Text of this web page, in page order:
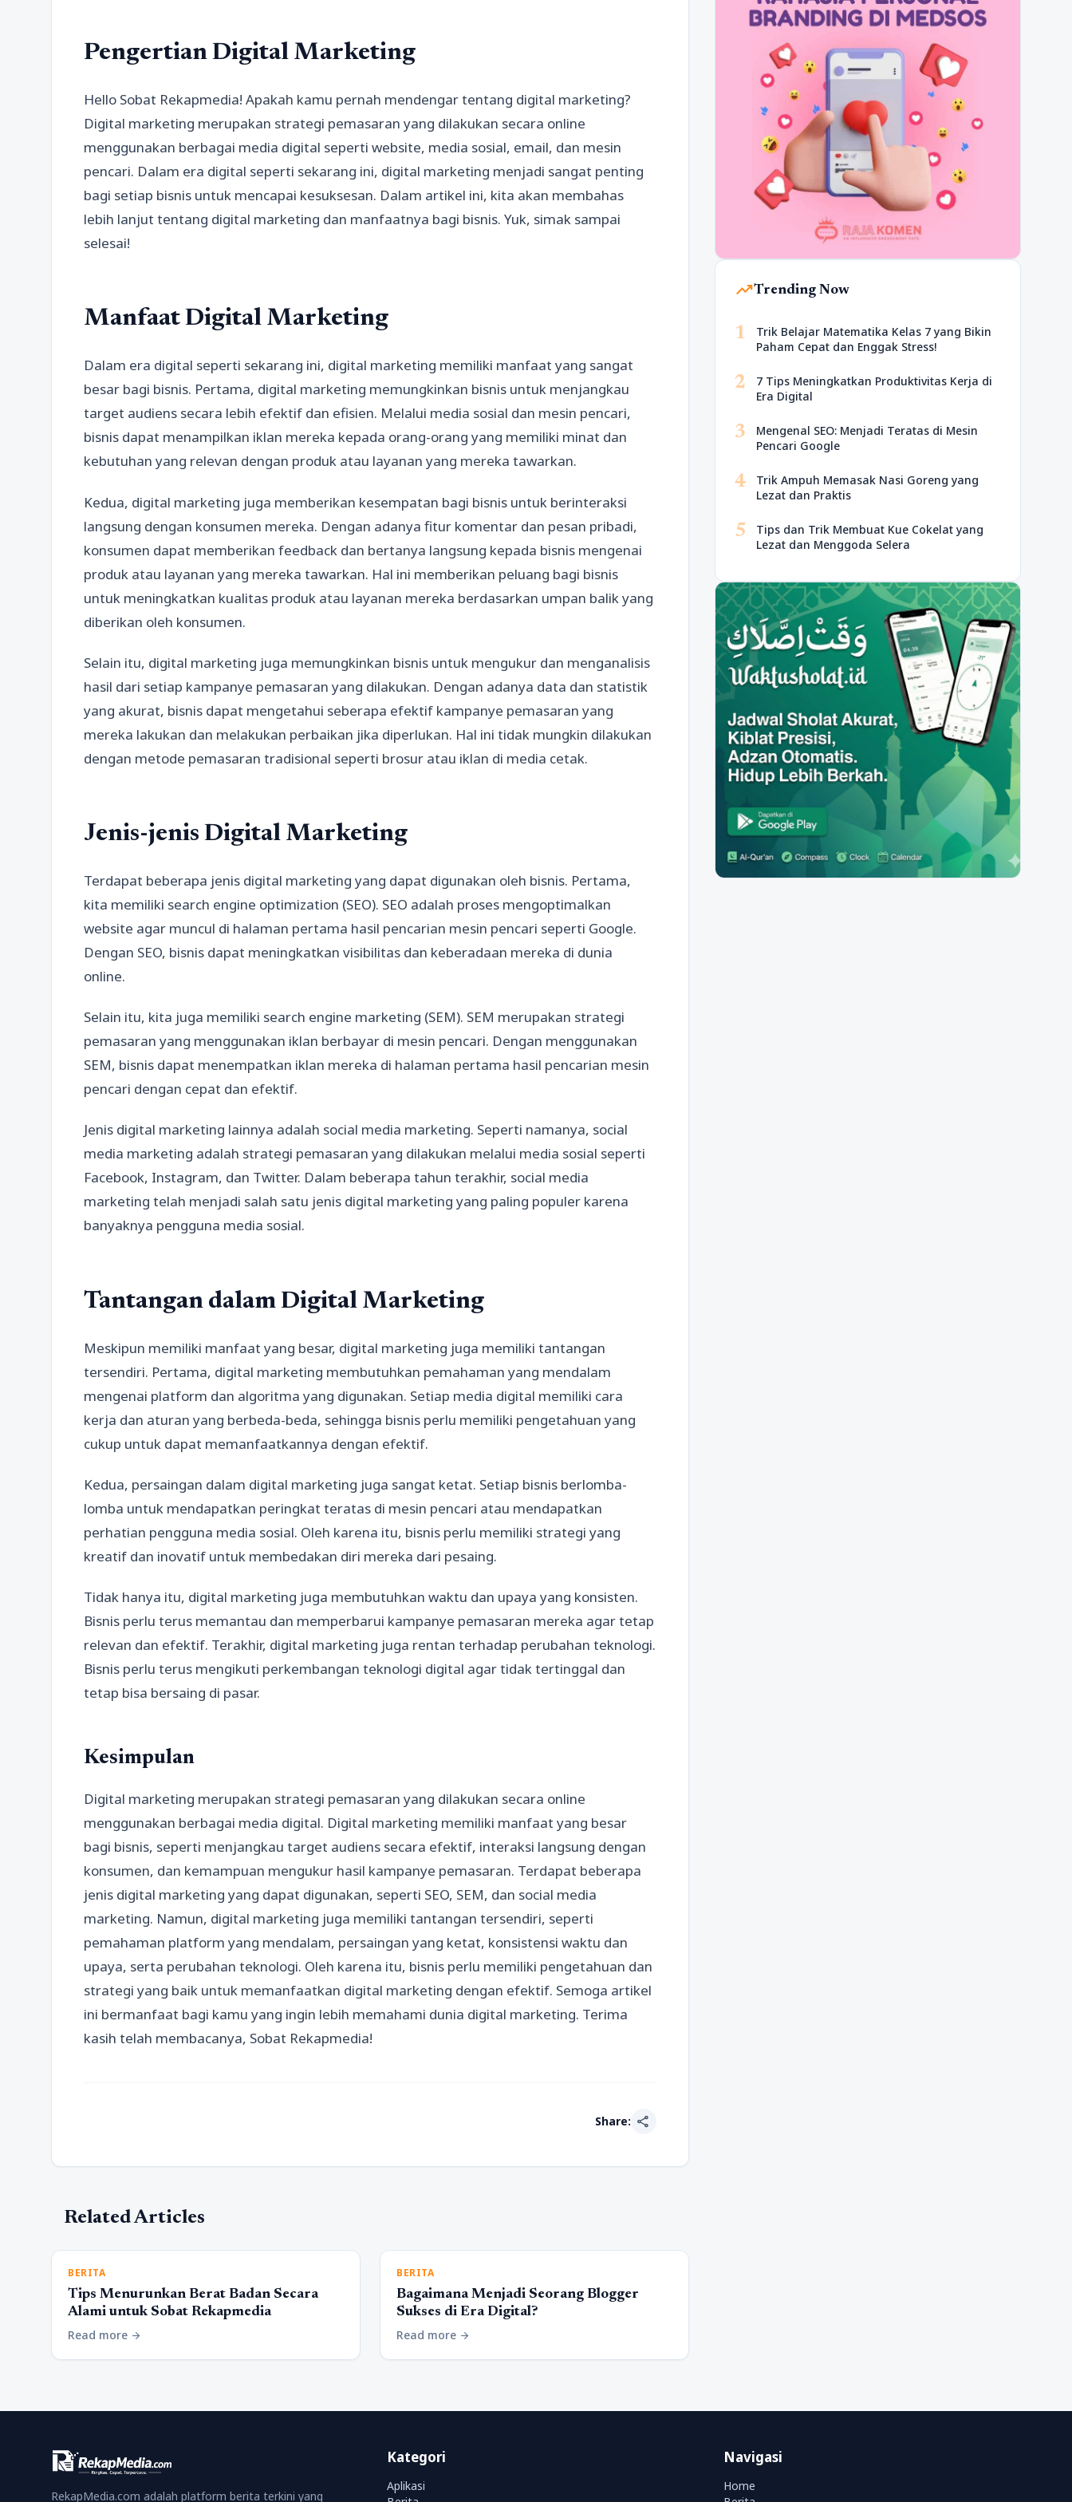
Pengertian Digital Marketing
Hello Sobat Rekapmedia! Apakah kamu pernah mendengar tentang digital marketing?
Digital marketing merupakan strategi pemasaran yang dilakukan secara online
menggunakan berbagai media digital seperti website, media sosial, email, dan mesin
pencari. Dalam era digital seperti sekarang ini, digital marketing menjadi sangat penting
bagi setiap bisnis untuk mencapai kesuksesan. Dalam artikel ini, kita akan membahas
lebih lanjut tentang digital marketing dan manfaatnya bagi bisnis. Yuk, simak sampai
selesai!
Manfaat Digital Marketing
Dalam era digital seperti sekarang ini, digital marketing memiliki manfaat yang sangat
besar bagi bisnis. Pertama, digital marketing memungkinkan bisnis untuk menjangkau
target audiens secara lebih efektif dan efisien. Melalui media sosial dan mesin pencari,
bisnis dapat menampilkan iklan mereka kepada orang-orang yang memiliki minat dan
kebutuhan yang relevan dengan produk atau layanan yang mereka tawarkan.
Kedua, digital marketing juga memberikan kesempatan bagi bisnis untuk berinteraksi
langsung dengan konsumen mereka. Dengan adanya fitur komentar dan pesan pribadi,
konsumen dapat memberikan feedback dan bertanya langsung kepada bisnis mengenai
produk atau layanan yang mereka tawarkan. Hal ini memberikan peluang bagi bisnis
untuk meningkatkan kualitas produk atau layanan mereka berdasarkan umpan balik yang
diberikan oleh konsumen.
Selain itu, digital marketing juga memungkinkan bisnis untuk mengukur dan menganalisis
hasil dari setiap kampanye pemasaran yang dilakukan. Dengan adanya data dan statistik
yang akurat, bisnis dapat mengetahui seberapa efektif kampanye pemasaran yang
mereka lakukan dan melakukan perbaikan jika diperlukan. Hal ini tidak mungkin dilakukan
dengan metode pemasaran tradisional seperti brosur atau iklan di media cetak.
Jenis-jenis Digital Marketing
Terdapat beberapa jenis digital marketing yang dapat digunakan oleh bisnis. Pertama,
kita memiliki search engine optimization (SEO). SEO adalah proses mengoptimalkan
website agar muncul di halaman pertama hasil pencarian mesin pencari seperti Google.
Dengan SEO, bisnis dapat meningkatkan visibilitas dan keberadaan mereka di dunia
online.
Selain itu, kita juga memiliki search engine marketing (SEM). SEM merupakan strategi
pemasaran yang menggunakan iklan berbayar di mesin pencari. Dengan menggunakan
SEM, bisnis dapat menempatkan iklan mereka di halaman pertama hasil pencarian mesin
pencari dengan cepat dan efektif.
Jenis digital marketing lainnya adalah social media marketing. Seperti namanya, social
media marketing adalah strategi pemasaran yang dilakukan melalui media sosial seperti
Facebook, Instagram, dan Twitter. Dalam beberapa tahun terakhir, social media
marketing telah menjadi salah satu jenis digital marketing yang paling populer karena
banyaknya pengguna media sosial.
Tantangan dalam Digital Marketing
Meskipun memiliki manfaat yang besar, digital marketing juga memiliki tantangan
tersendiri. Pertama, digital marketing membutuhkan pemahaman yang mendalam
mengenai platform dan algoritma yang digunakan. Setiap media digital memiliki cara
kerja dan aturan yang berbeda-beda, sehingga bisnis perlu memiliki pengetahuan yang
cukup untuk dapat memanfaatkannya dengan efektif.
Kedua, persaingan dalam digital marketing juga sangat ketat. Setiap bisnis berlomba-
lomba untuk mendapatkan peringkat teratas di mesin pencari atau mendapatkan
perhatian pengguna media sosial. Oleh karena itu, bisnis perlu memiliki strategi yang
kreatif dan inovatif untuk membedakan diri mereka dari pesaing.
Tidak hanya itu, digital marketing juga membutuhkan waktu dan upaya yang konsisten.
Bisnis perlu terus memantau dan memperbarui kampanye pemasaran mereka agar tetap
relevan dan efektif. Terakhir, digital marketing juga rentan terhadap perubahan teknologi.
Bisnis perlu terus mengikuti perkembangan teknologi digital agar tidak tertinggal dan
tetap bisa bersaing di pasar.
Kesimpulan
Digital marketing merupakan strategi pemasaran yang dilakukan secara online
menggunakan berbagai media digital. Digital marketing memiliki manfaat yang besar
bagi bisnis, seperti menjangkau target audiens secara efektif, interaksi langsung dengan
konsumen, dan kemampuan mengukur hasil kampanye pemasaran. Terdapat beberapa
jenis digital marketing yang dapat digunakan, seperti SEO, SEM, dan social media
marketing. Namun, digital marketing juga memiliki tantangan tersendiri, seperti
pemahaman platform yang mendalam, persaingan yang ketat, konsistensi waktu dan
upaya, serta perubahan teknologi. Oleh karena itu, bisnis perlu memiliki pengetahuan dan
strategi yang baik untuk memanfaatkan digital marketing dengan efektif. Semoga artikel
ini bermanfaat bagi kamu yang ingin lebih memahami dunia digital marketing. Terima
kasih telah membacanya, Sobat Rekapmedia!
Share: share
Related Articles
BERITA
Tips Menurunkan Berat Badan Secara
Alami untuk Sobat Rekapmedia
Read more arrow_forward
BERITA
Bagaimana Menjadi Seorang Blogger
Sukses di Era Digital?
Read more arrow_forward
trending_upTrending Now
1
Trik Belajar Matematika Kelas 7 yang Bikin
Paham Cepat dan Enggak Stress!
2
7 Tips Meningkatkan Produktivitas Kerja di
Era Digital
3
Mengenal SEO: Menjadi Teratas di Mesin
Pencari Google
4
Trik Ampuh Memasak Nasi Goreng yang
Lezat dan Praktis
5
Tips dan Trik Membuat Kue Cokelat yang
Lezat dan Menggoda Selera
RekapMedia.com adalah platform berita terkini yang
Kategori
Aplikasi
Navigasi
Home